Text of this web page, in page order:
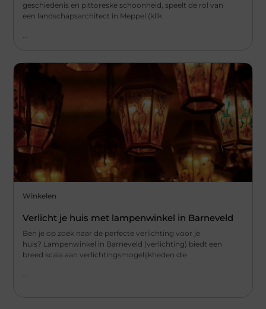
geschiedenis en pittoreske schoonheid, speelt de rol van
een landschapsarchitect in Meppel (klik
Winkelen
Verlicht je huis met lampenwinkel in Barneveld
Ben je op zoek naar de perfecte verlichting voor je
huis? Lampenwinkel in Barneveld (verlichting) biedt een
breed scala aan verlichtingsmogelijkheden die